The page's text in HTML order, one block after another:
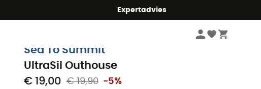
Expertadvies
Summer5
Wandelaccessoires
Sea To Summit
UltraSil Outhouse
€ 19,00 € 19,90 -5%